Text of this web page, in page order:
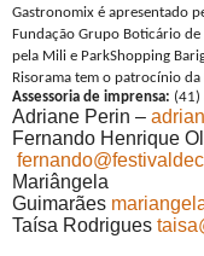
Gastronomix é apresentado
Fundação Grupo Boticário
pela Mili e ParkShopping
Risorama tem o patrocínio da
Assessoria de imprensa: (41)
Adriane Perin –
Fernando Henrique
Mariângela
Guimarães
Taísa Rodrigues